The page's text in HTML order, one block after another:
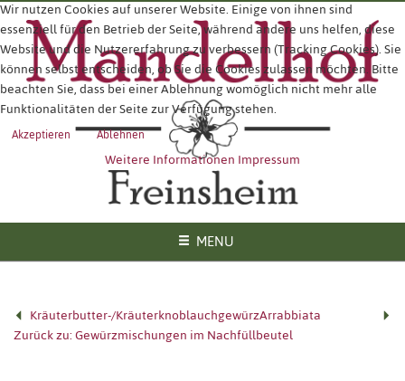
MENU
Kräuterbutter-/KräuterknoblauchgewürzArrabbiata
Zurück zu: Gewürzmischungen im Nachfüllbeutel
Wir nutzen Cookies auf unserer Website. Einige von ihnen sind
essenziell für den Betrieb der Seite, während andere uns helfen, diese
Website und die Nutzererfahrung zu verbessern (Tracking Cookies). Sie
können selbst entscheiden, ob Sie die Cookies zulassen möchten. Bitte
beachten Sie, dass bei einer Ablehnung womöglich nicht mehr alle
Funktionalitäten der Seite zur Verfügung stehen.
Akzeptieren Ablehnen
Weitere InformationenImpressum